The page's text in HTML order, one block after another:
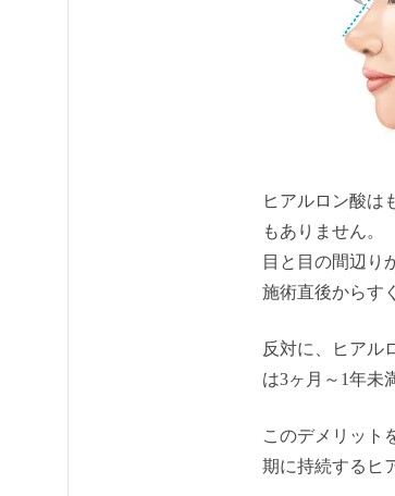
ヒアルロン酸は
もありません。
目と目の間辺り
施術直後からす
反対に、ヒアル
は3ヶ月～1年未
このデメリット
期に持続するヒ